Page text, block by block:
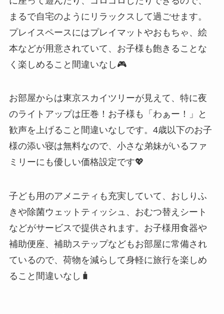
まるで自宅のようにリラックスして過ごせます。
プレイスペースにはプレイマットやおもちゃ、絵
本などが用意されていて、お子様も飽きることな
く楽しめること間違いなし🎮
お部屋からは東京スカイツリーが見えて、特に夜
のライトアップは圧巻！お子様も「わぁー！」と
歓声を上げること間違いなしです。4歳以下のお子
様の添い寝は無料なので、小さな弟妹がいるファ
ミリーにも優しい価格設定です💖
子ども用のアメニティも充実していて、おしりふ
きや除菌ウェットティッシュ、おむつ替えシート
などがサービスで提供されます。お子様用食器や
補助便座、補助ステップなどもお部屋に常備され
ているので、荷物を減らして身軽に旅行を楽しめ
ること間違いなし🧳